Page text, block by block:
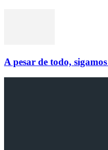
A pesar de todo,